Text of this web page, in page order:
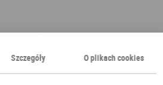
Szczegóły O plikach cookies